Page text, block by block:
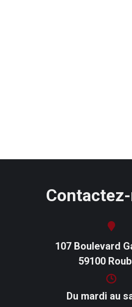
107 Boulevard
59100
Du mardi au